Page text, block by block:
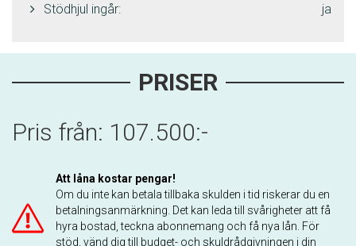
Stödhjul ingår:
ja
PRISER
Pris från: 107.500:-
Att låna kostar pengar!
Om du inte kan betala tillbaka skulden i tid riskerar du en
betalningsanmärkning. Det kan leda till svårigheter att få
hyra bostad, teckna abonnemang och få nya lån. För
stöd, vänd dig till budget- och skuldrådgivningen i din